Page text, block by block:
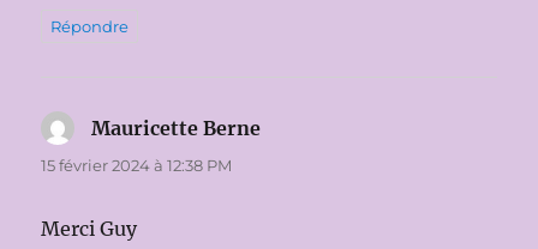
Répondre
Mauricette Berne
15 février 2024 à 12:38 PM
Merci Guy